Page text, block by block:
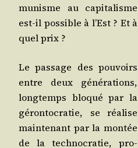
mu­nisme au capi­ta­lisme
est-il pos­sible à l’Est ? Et à
quel prix ?
Le pas­sage des pou­voirs
entre deux géné­ra­tions,
long­temps blo­qué par la
géron­to­cra­tie, se réa­lise
main­te­nant par la mon­tée
de la tech­no­cra­tie, pro­